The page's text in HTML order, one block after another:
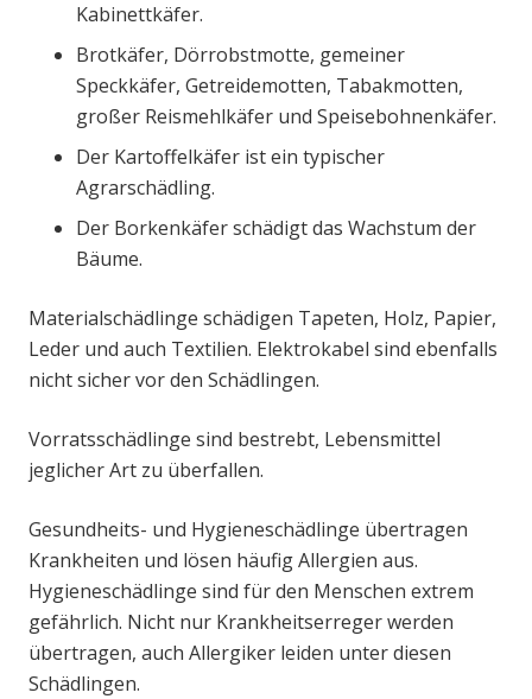
Kabinettkäfer.
Brotkäfer, Dörrobstmotte, gemeiner
Speckkäfer, Getreidemotten, Tabakmotten,
großer Reismehlkäfer und Speisebohnenkäfer.
Der Kartoffelkäfer ist ein typischer
Agrarschädling.
Der Borkenkäfer schädigt das Wachstum der
Bäume.
Materialschädlinge schädigen Tapeten, Holz, Papier,
Leder und auch Textilien. Elektrokabel sind ebenfalls
nicht sicher vor den Schädlingen.
Vorratsschädlinge sind bestrebt, Lebensmittel
jeglicher Art zu überfallen.
Gesundheits- und Hygieneschädlinge übertragen
Krankheiten und lösen häufig Allergien aus.
Hygieneschädlinge sind für den Menschen extrem
gefährlich. Nicht nur Krankheitserreger werden
übertragen, auch Allergiker leiden unter diesen
Schädlingen.